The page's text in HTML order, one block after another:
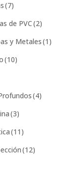
(7)
de PVC(2)
y Metales(1)
(10)
(4)
(3)
(11)
(12)